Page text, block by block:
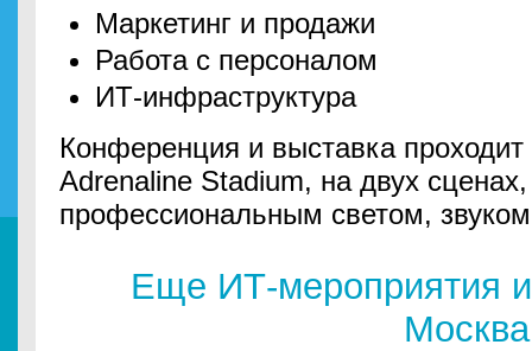
Маркетинг и продажи
Работа с персоналом
ИТ-инфраструктура
Конференция и выставка
Adrenaline Stadium, на двух
профессиональным светом,
Еще ИТ-мероприятия
Москва